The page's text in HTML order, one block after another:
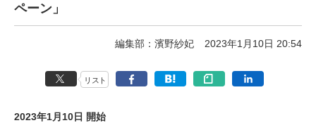
ペーン」
編集部：濱野紗妃 2023年1月10日 20:54
リスト
2023年1月10日 開始